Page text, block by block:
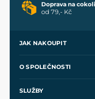
Doprava na
od 79,- Kč
JAK NAKOUPIT
Velkoobchod
O SPOLEČNOSTI
SLUŽBY